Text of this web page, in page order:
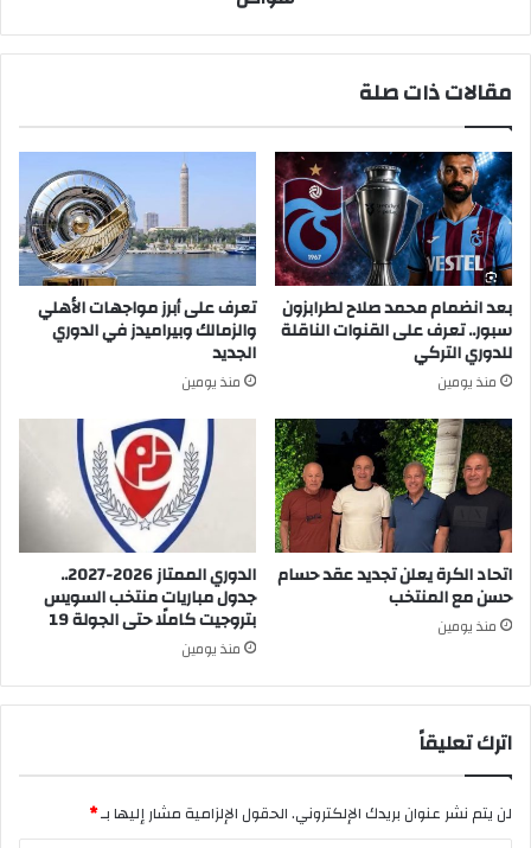
مقالات ذات صلة
بعد انضمام محمد صلاح لطرابزون
سبور.. تعرف على القنوات الناقلة
للدوري التركي
منذ يومين
تعرف على أبرز مواجهات الأهلي
والزمالك وبيراميدز في الدوري
الجديد
منذ يومين
اتحاد الكرة يعلن تجديد عقد حسام
حسن مع المنتخب
منذ يومين
الدوري الممتاز 2026-2027..
جدول مباريات منتخب السويس
بتروجيت كاملًا حتى الجولة 19
منذ يومين
اترك تعليقاً
لن يتم نشر عنوان بريدك الإلكتروني.الحقول الإلزامية مشار إليها بـ*